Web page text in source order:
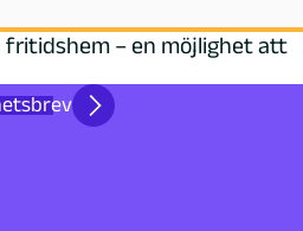
fritidshem – en möjlighet att